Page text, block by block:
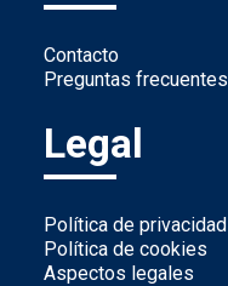
Contacto
Preguntas frecuentes
Legal
Política de privacidad
Política de cookies
Aspectos legales